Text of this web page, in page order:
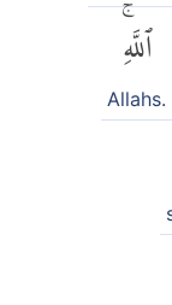
ٱللَّهِۚ
Allahs.